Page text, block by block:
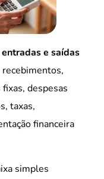
entradas e saídas
despesas
taxas,
financeira
simples